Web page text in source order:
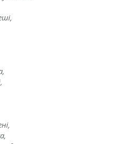
і,
,
і,